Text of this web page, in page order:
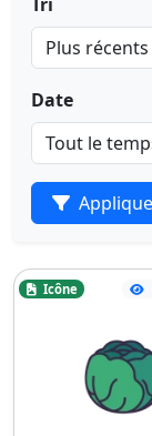
Date
Icône